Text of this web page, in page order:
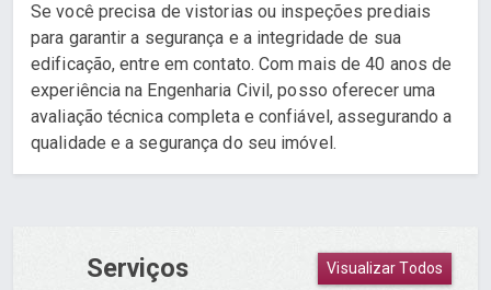
Se você precisa de vistorias ou inspeções prediais
para garantir a segurança e a integridade de sua
edificação, entre em contato. Com mais de 40 anos de
experiência na Engenharia Civil, posso oferecer uma
avaliação técnica completa e confiável, assegurando a
qualidade e a segurança do seu imóvel.
Serviços Visualizar Todos